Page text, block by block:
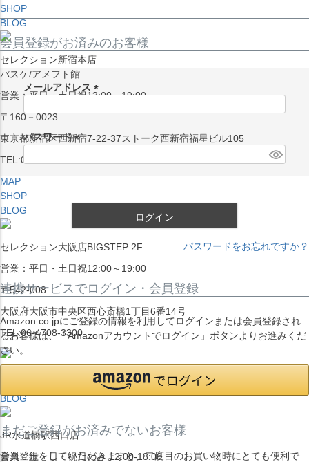
SHOP
BLOG
セレクション新宿本店
バスケ/アメフト館
営業：平日・土日祝13:00～19:00
〒160－0023
東京都新宿区西新宿7-22-37ストーク西新宿福星ビル105
TEL:03-5338-7231
MAP
SHOP
BLOG
セレクション大阪店BIGSTEP 2F
営業：平日・土日祝12:00～19:00
〒542-008
大阪府大阪市中央区西心斎橋1丁目6番14号
TEL:06-4708-3300
MAP
BLOG
JR水道橋駅西口店
営業：土・日・祝日のみ 12:00-18:00
会員登録がお済みのお客様
メールアドレス
須
)
パスワード
ログイン
パスワードをお忘れですか？
連携サービスでログイン・会員登録
Amazon.co.jpにご登録の情報を利用してログインまたは会員登録され
るお客様は、「Amazonアカウントでログイン」ボタンよりお進みくだ
さい。
まだご登録がお済みでないお客様
会員登録をしていただきますと、二度目のお買い物時にとても便利で